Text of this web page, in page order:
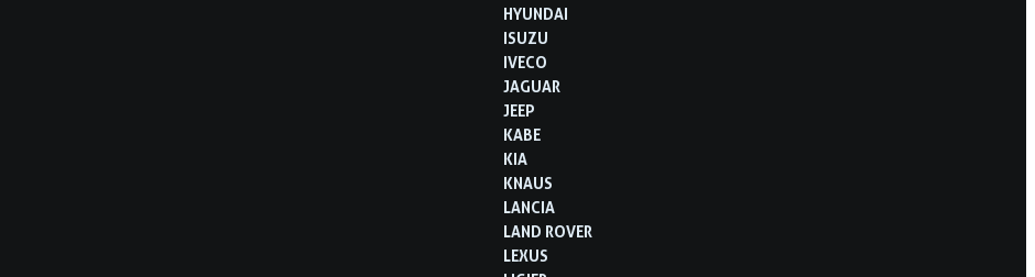
HYUNDAI
ISUZU
IVECO
JAGUAR
JEEP
KABE
KIA
KNAUS
LANCIA
LAND ROVER
LEXUS